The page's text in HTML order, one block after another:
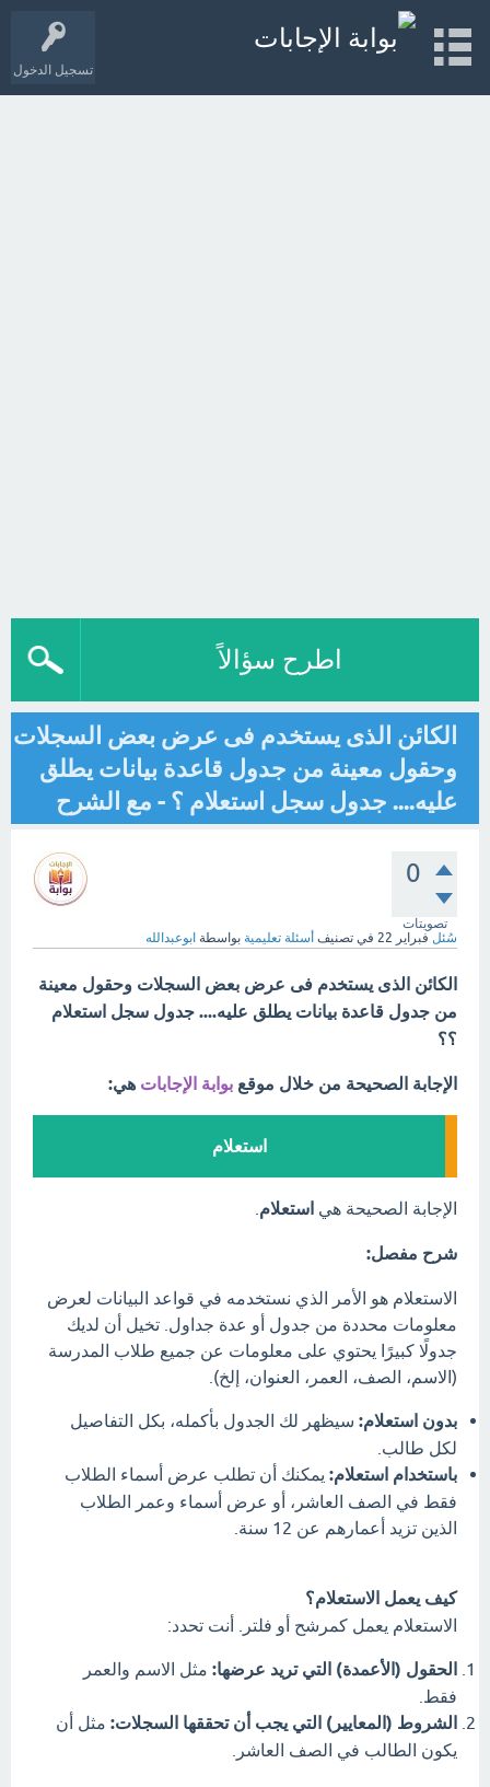
تسجيل الدخول
اطرح سؤالاً
الكائن الذى يستخدم فى عرض بعض السجلات
وحقول معينة من جدول قاعدة بيانات يطلق
عليه.... جدول سجل استعلام ؟ - مع الشرح
0
تصويتات
سُئل فبراير 22 في تصنيف أسئلة تعليمية بواسطة ابوعبدالله
الكائن الذى يستخدم فى عرض بعض السجلات وحقول معينة
من جدول قاعدة بيانات يطلق عليه.... جدول سجل استعلام
؟؟
الإجابة الصحيحة من خلال موقع بوابة الإجابات هي:
استعلام
الإجابة الصحيحة هي استعلام
شرح مفصل:
الاستعلام هو الأمر الذي نستخدمه في قواعد البيانات لعرض
معلومات محددة من جدول أو عدة جداول. تخيل أن لديك
جدولًا كبيرًا يحتوي على معلومات عن جميع طلاب المدرسة
(الاسم، الصف، العمر، العنوان، إلخ).
بدون استعلام: سيظهر لك الجدول بأكمله، بكل التفاصيل
لكل طالب.
باستخدام استعلام: يمكنك أن تطلب عرض أسماء الطلاب
فقط في الصف العاشر، أو عرض أسماء وعمر الطلاب
الذين تزيد أعمارهم عن 12 سنة.
كيف يعمل الاستعلام؟
الاستعلام يعمل كمرشح أو فلتر. أنت تحدد:
الحقول (الأعمدة) التي تريد عرضها: مثل الاسم والعمر
فقط.
الشروط (المعايير) التي يجب أن تحققها السجلات: مثل أن
يكون الطالب في الصف العاشر.